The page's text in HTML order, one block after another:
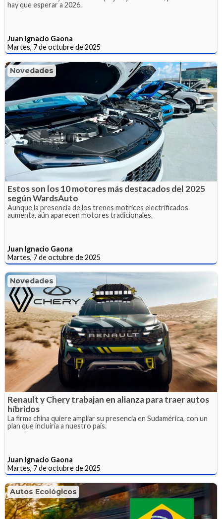
hay que esperar a 2026.
Juan Ignacio Gaona
Martes, 7 de octubre de 2025
Novedades
Estos son los 10 motores más destacados del 2025
según WardsAuto
Aunque la presencia de los trenes motrices electrificados
aumenta, aún aparecen motores tradicionales.
Juan Ignacio Gaona
Martes, 7 de octubre de 2025
Novedades
Renault y Chery trabajan en alianza para traer autos
híbridos
La firma china quiere ampliar su presencia en Sudamérica, con un
plan que incluiría a nuestro país.
Juan Ignacio Gaona
Martes, 7 de octubre de 2025
Autos Ecológicos